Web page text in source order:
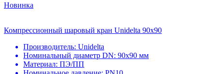
Новинка
Компрессионный шаровый кран Unidelta 90x90
Производитель: Unidelta
Номинальный диаметр DN: 90х90 мм
Материал: ПЭ/ПП